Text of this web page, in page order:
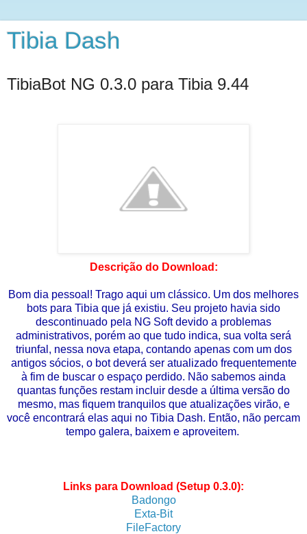
Tibia Dash
TibiaBot NG 0.3.0 para Tibia 9.44
Descrição do Download:
Bom dia pessoal! Trago aqui um clássico. Um dos melhores
bots para Tibia que já existiu. Seu projeto havia sido
descontinuado pela NG Soft devido a problemas
administrativos, porém ao que tudo indica, sua volta será
triunfal, nessa nova etapa, contando apenas com um dos
antigos sócios, o bot deverá ser atualizado frequentemente
à fim de buscar o espaço perdido. Não sabemos ainda
quantas funções restam incluir desde a última versão do
mesmo, mas fiquem tranquilos que atualizações virão, e
você encontrará elas aqui no Tibia Dash. Então, não percam
tempo galera, baixem e aproveitem.
Links para Download (Setup 0.3.0):
Badongo
Exta-Bit
FileFactory